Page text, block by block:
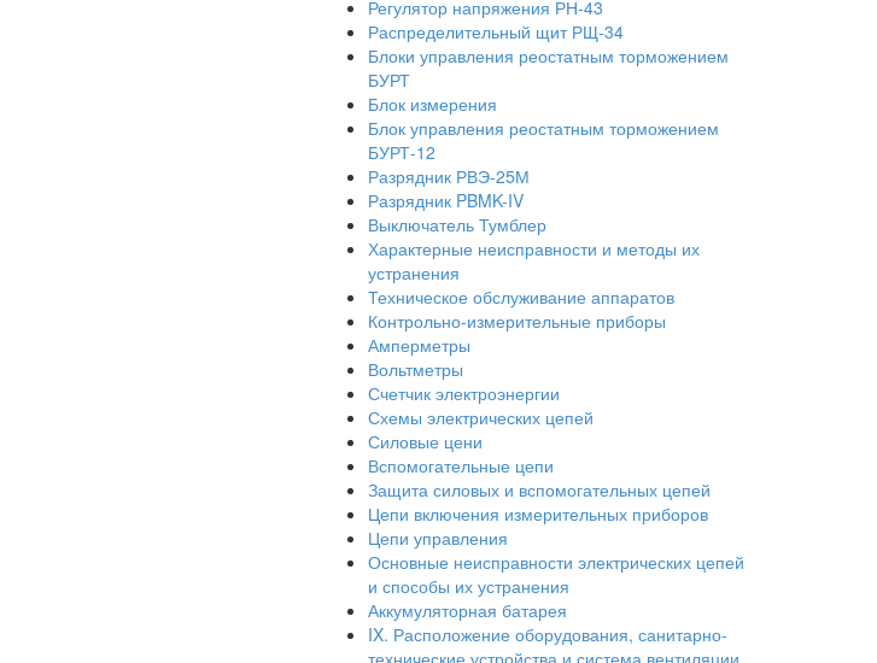
Регулятор напряжения РН-43
Распределительный щит РЩ-34
Блоки управления реостатным торможением
БУРТ
Блок измерения
Блок управления реостатным торможением
БУРТ-12
Разрядник РВЭ-25М
Разрядник PBMK-IV
Выключатель Тумблер
Характерные неисправности и методы их
устранения
Техническое обслуживание аппаратов
Контрольно-измерительные приборы
Амперметры
Вольтметры
Счетчик электроэнергии
Схемы электрических цепей
Силовые цени
Вспомогательные цепи
Защита силовых и вспомогательных цепей
Цепи включения измерительных приборов
Цепи управления
Основные неисправности электрических цепей
и способы их устранения
Аккумуляторная батарея
IX. Расположение оборудования, санитарно-
технические устройства и система вентиляции